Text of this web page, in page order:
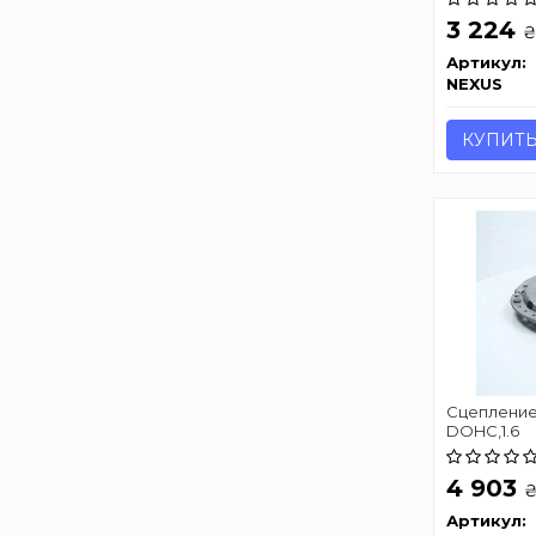
3 224 ₴
Артикул:
NEXUS
Сцепление
DOHC,1.6
4 903
Артикул: